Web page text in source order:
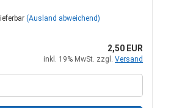
(Ausland abweichend)
2,50 EUR
inkl. 19% MwSt. zzgl. Versand